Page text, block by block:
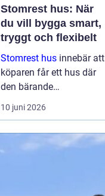
Stomrest hus: När
du vill bygga smart,
tryggt och flexibelt
Stomrest hus innebär att
köparen får ett hus där
den bärande
konstruktionen redan är
uppförd, ofta inklusive
ibland fönster och
10 juni 2026